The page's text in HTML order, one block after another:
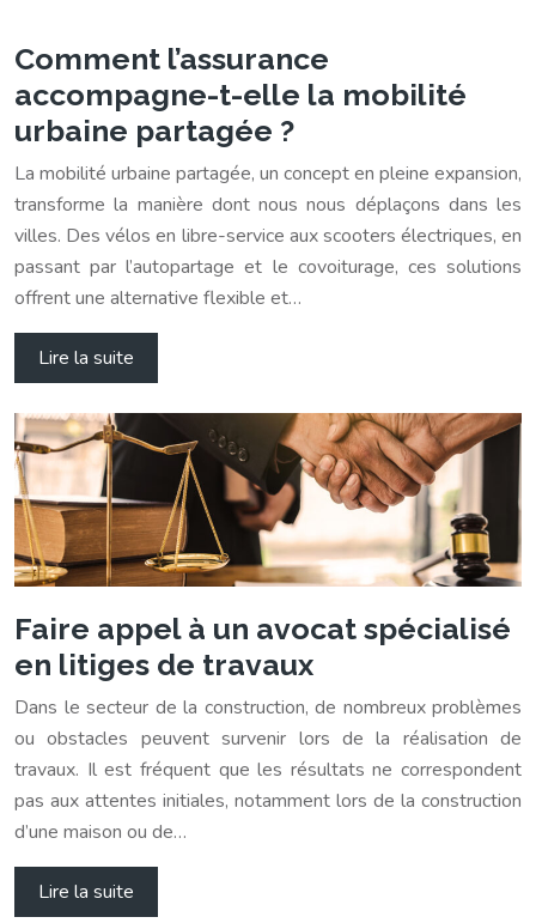
Comment l’assurance
accompagne-t-elle la mobilité
urbaine partagée ?
La mobilité urbaine partagée, un concept en pleine expansion,
transforme la manière dont nous nous déplaçons dans les
villes. Des vélos en libre-service aux scooters électriques, en
passant par l’autopartage et le covoiturage, ces solutions
offrent une alternative flexible et…
Lire la suite
Faire appel à un avocat spécialisé
en litiges de travaux
Dans le secteur de la construction, de nombreux problèmes
ou obstacles peuvent survenir lors de la réalisation de
travaux. Il est fréquent que les résultats ne correspondent
pas aux attentes initiales, notamment lors de la construction
d’une maison ou de…
Lire la suite